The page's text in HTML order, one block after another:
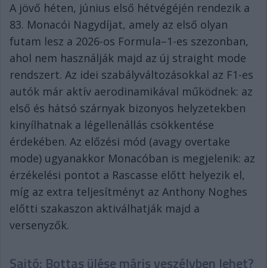
A jövő héten, június első hétvégéjén rendezik a
83. Monacói Nagydíjat, amely az első olyan
futam lesz a 2026-os Formula–1-es szezonban,
ahol nem használják majd az új straight mode
rendszert. Az idei szabályváltozásokkal az F1-es
autók már aktív aerodinamikával működnek: az
első és hátsó szárnyak bizonyos helyzetekben
kinyílhatnak a légellenállás csökkentése
érdekében. Az előzési mód (avagy overtake
mode) ugyanakkor Monacóban is megjelenik: az
érzékelési pontot a Rascasse előtt helyezik el,
míg az extra teljesítményt az Anthony Noghes
előtti szakaszon aktiválhatják majd a
versenyzők.
Sajtó: Bottas ülése máris veszélyben lehet?